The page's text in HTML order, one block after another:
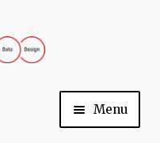
Menu